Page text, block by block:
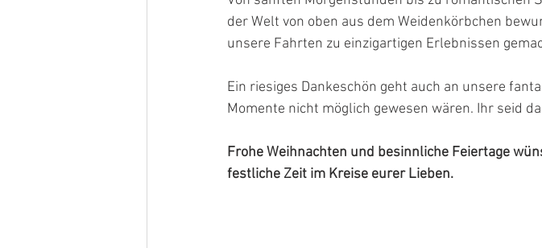
der Welt von oben aus dem Weidenkörbchen
unsere Fahrten zu einzigartigen Erlebnissen
Ein riesiges Dankeschön geht auch an unsere
Momente nicht möglich gewesen wären. Ihr seid
Frohe Weihnachten und besinnliche Feiertage
festliche Zeit im Kreise eurer Lieben.